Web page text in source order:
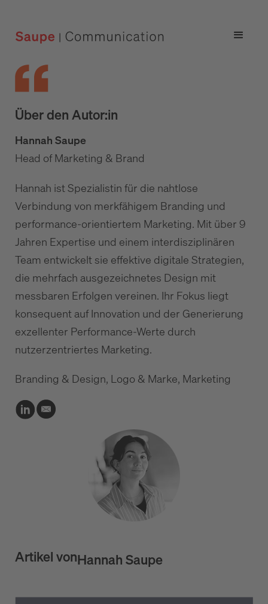
Über den Autor:in
Hannah Saupe
Head of Marketing & Brand
Hannah ist Spezialistin für die nahtlose
Verbindung von merkfähigem Branding und
performance-orientiertem Marketing. Mit über 9
Jahren Expertise und einem interdisziplinären
Team entwickelt sie effektive digitale Strategien,
die mehrfach ausgezeichnetes Design mit
messbaren Erfolgen vereinen. Ihr Fokus liegt
konsequent auf Innovation und der Generierung
exzellenter Performance-Werte durch
nutzerzentriertes Marketing.
Branding & Design, Logo & Marke, Marketing
Artikel vonHannah Saupe